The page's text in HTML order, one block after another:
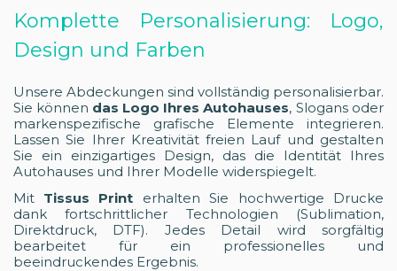
Komplette Personalisierung: Logo,
Design und Farben
Unsere Abdeckungen sind vollständig personalisierbar.
Sie können das Logo Ihres Autohauses, Slogans oder
markenspezifische grafische Elemente integrieren.
Lassen Sie Ihrer Kreativität freien Lauf und gestalten
Sie ein einzigartiges Design, das die Identität Ihres
Autohauses und Ihrer Modelle widerspiegelt.
Mit Tissus Print erhalten Sie hochwertige Drucke
dank fortschrittlicher Technologien (Sublimation,
Direktdruck, DTF). Jedes Detail wird sorgfältig
bearbeitet für ein professionelles und
beeindruckendes Ergebnis.